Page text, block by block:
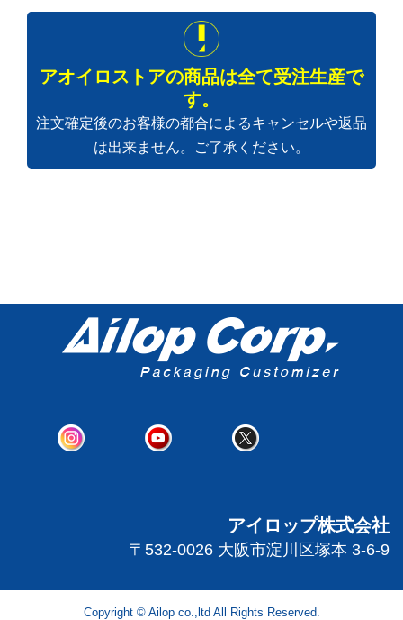
アオイロストアの商品は全て受注生産で
す。
注文確定後のお客様の都合によるキャンセルや返品
は出来ません。ご了承ください。
アイロップ株式会社
〒532-0026 大阪市淀川区塚本 3-6-9
Copyright © Ailop co.,ltd All Rights Reserved.